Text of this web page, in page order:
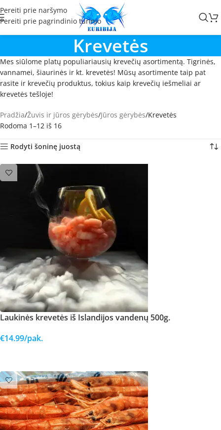
Pereiti prie naršymo
Pereiti prie pagrindinio turinio
Krevetės
Mes siūlome platų populiariausių krevečių asortimentą. Tigrinės,
vannamei, šiaurinės ir kt. krevetės! Mūsų asortimente taip pat
rasite ir krevečių produktus, tokius kaip krevečių iešmeliai ar
krevetės tešloje!
Pradžia Žuvis ir jūros gėrybės Jūros gėrybės Krevetės
Rodoma 1–12 iš 16
Rodyti šoninę juostą
Laukinės krevetės iš Islandijos vandenų 500g.
€14.99/pak.